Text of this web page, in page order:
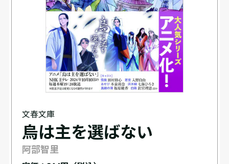
文春文庫
烏は主を選ばない
阿部智里